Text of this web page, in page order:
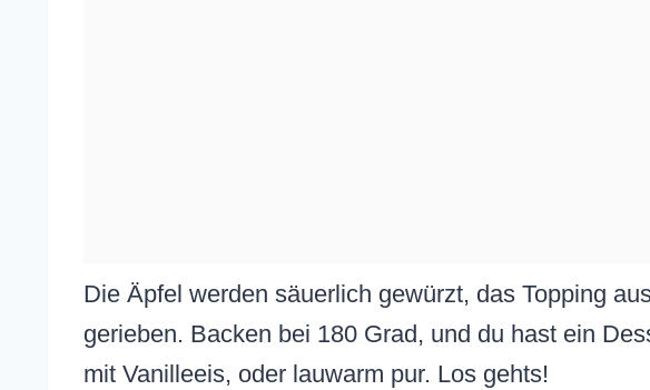
Die Äpfel werden säuerlich gewürzt, das Topping
gerieben. Backen bei 180 Grad, und du hast ein
mit Vanilleeis, oder lauwarm pur. Los gehts!